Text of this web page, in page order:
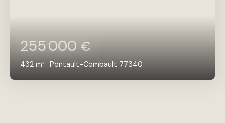
255 000€
432 m² Pontault-Combault 77340